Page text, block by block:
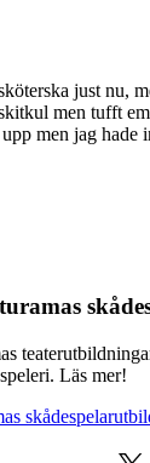
just nu,
men tufft
men jag hade
Läs mer!